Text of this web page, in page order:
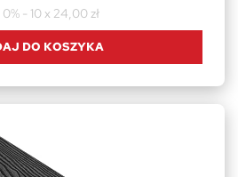
- 10 x 24,00 zł
DO KOSZYKA